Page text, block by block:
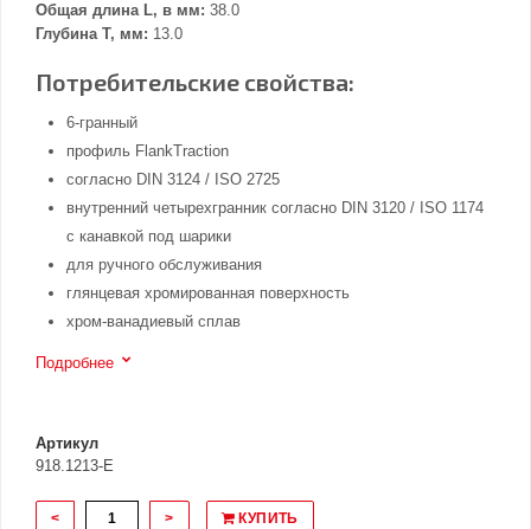
Общая длина L, в мм: 38.0
Глубина Т, мм: 13.0
Потребительские свойства:
6-гранный
профиль FlankTraction
согласно DIN 3124 / ISO 2725
внутренний четырехгранник согласно DIN 3120 / ISO 1174
с канавкой под шарики
для ручного обслуживания
глянцевая хромированная поверхность
хром-ванадиевый сплав
Подробнее
Артикул
918.1213-E
< > КУПИТЬ